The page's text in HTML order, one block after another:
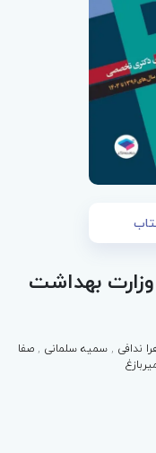
بهداشت
ندافی ,سمیه سلمانی ,صفا